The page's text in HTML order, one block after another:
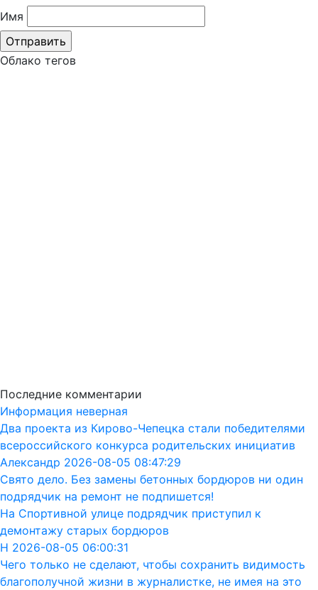
Имя
Облако тегов
Последние комментарии
Информация неверная
Два проекта из Кирово-Чепецка стали победителями
всероссийского конкурса родительских инициатив
Александр 2026-08-05 08:47:29
Свято дело. Без замены бетонных бордюров ни один
подрядчик на ремонт не подпишется!
На Спортивной улице подрядчик приступил к
демонтажу старых бордюров
Н 2026-08-05 06:00:31
Чего только не сделают, чтобы сохранить видимость
благополучной жизни в журналистке, не имея на это